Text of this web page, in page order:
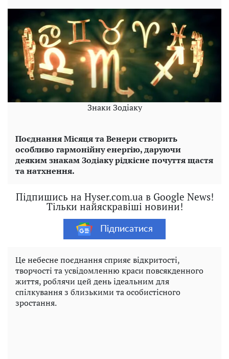
Знаки Зодіаку
Поєднання Місяця та Венери створить
особливо гармонійну енергію, даруючи
деяким знакам Зодіаку рідкісне почуття щастя
та натхнення.
Підпишись на Hyser.com.ua в Google News!
Тільки найяскравіші новини!
Підписатися
Це небесне поєднання сприяє відкритості,
творчості та усвідомленню краси повсякденного
життя, роблячи цей день ідеальним для
спілкування з близькими та особистісного
зростання.